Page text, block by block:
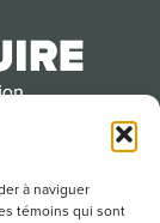
à naviguer
témoins qui sont